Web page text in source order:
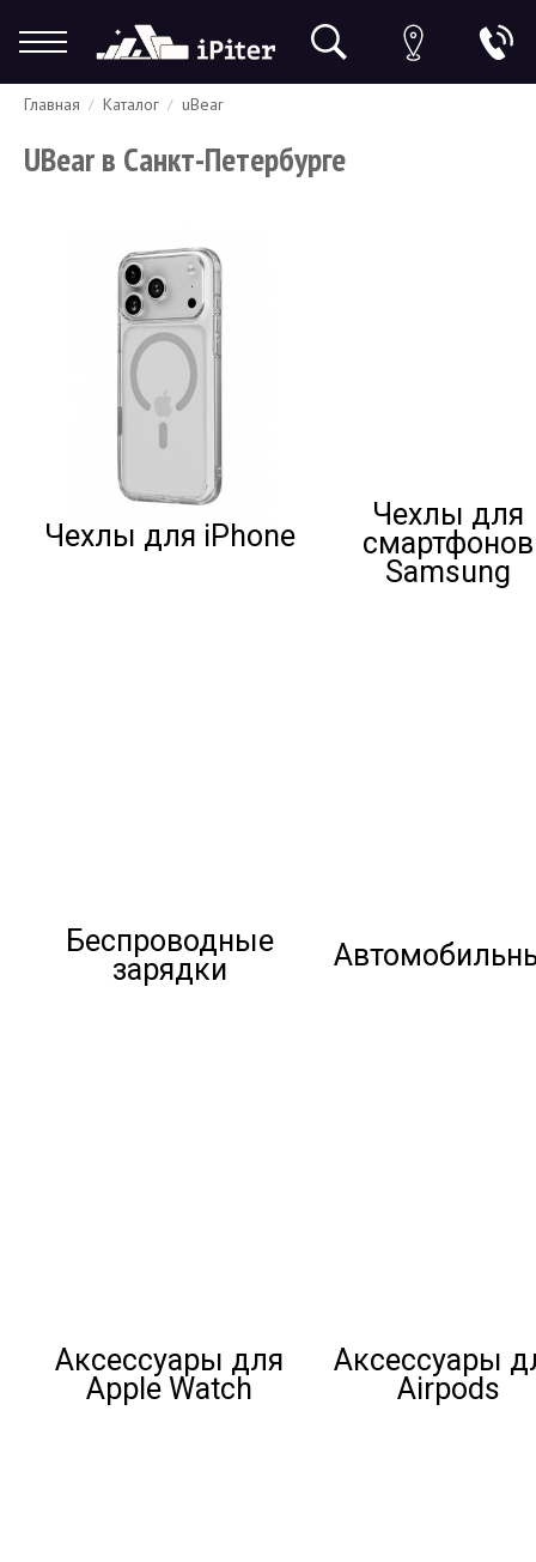
Гарантия Доставка и оплата
Главная Каталог uBear
UBear в Санкт-Петербурге
Чехлы для iPhone
Чехлы для
смартфонов
Samsung
Беспроводные
зарядки
Аксессуары для
Apple Watch
Аксессуары
Airpods